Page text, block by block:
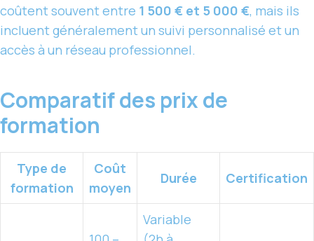
coûtent souvent entre 1 500 € et 5 000 €, mais ils
incluent généralement un suivi personnalisé et un
accès à un réseau professionnel.
Comparatif des prix de
formation
Type de
formation
Coût
moyen
Durée Certification
Variable